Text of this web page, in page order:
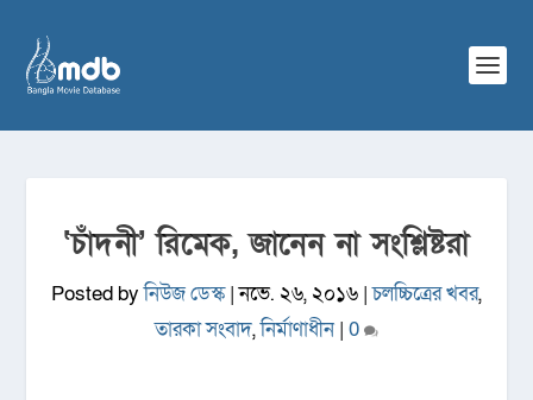
‘চাঁদনী’ রিমেক, জানেন না সংশ্লিষ্টরা
Posted byনিউজ ডেস্ক|নভে. ২৬, ২০১৬ |চলচ্চিত্রের খবর,
তারকা সংবাদ,নির্মাণাধীন| 0